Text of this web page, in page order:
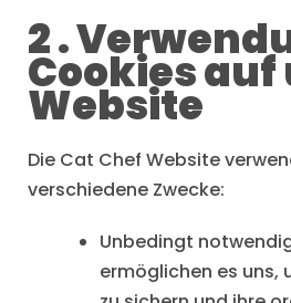
2 .
Cookies
Website
Die Cat Chef Website
verschiedene Zwecke:
Unbedingt
ermöglichen es uns,